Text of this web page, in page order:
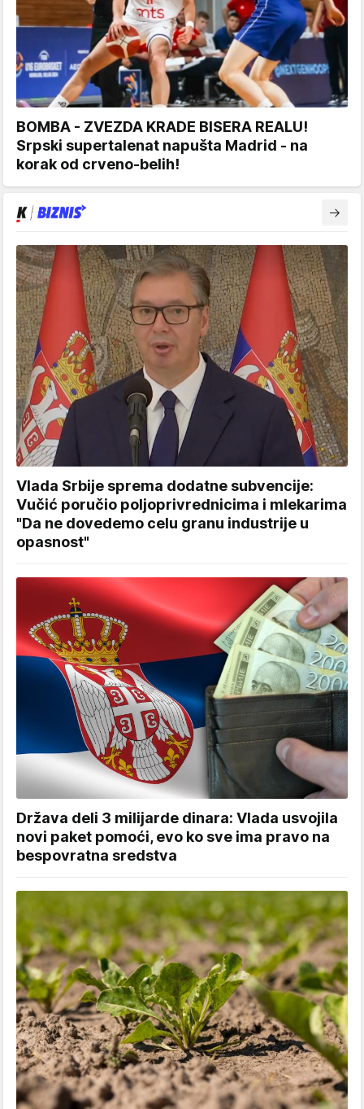
BOMBA - ZVEZDA KRADE BISERA REALU!
Srpski supertalenat napušta Madrid - na
korak od crveno-belih!
Vlada Srbije sprema dodatne subvencije:
Vučić poručio poljoprivrednicima i mlekarima
"Da ne dovedemo celu granu industrije u
opasnost"
Država deli 3 milijarde dinara: Vlada usvojila
novi paket pomoći, evo ko sve ima pravo na
bespovratna sredstva